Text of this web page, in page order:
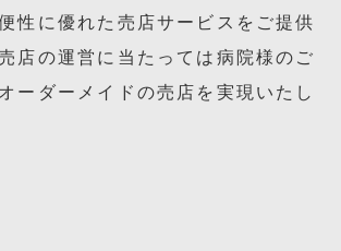
性に優れた売店サービスをご提供
店の運営に当たっては病院様のご
ーダーメイドの売店を実現いたし